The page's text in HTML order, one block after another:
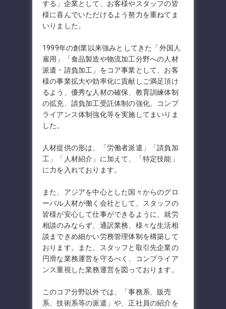
する」企業として、お客様やスタッフの皆
様に喜んでいただけるよう努力を重ねてま
いりました。
1999年の創業以来強みとしてきた「外国人
雇用」「食品製造や物流加工分野への人材
派遣・請負加工」をコア事業として、お客
様の事業拡大や効率化に貢献しご満足頂け
るよう、優秀な人材の確保、教育訓練体制
の拡充、請負加工受託体制の強化、コンプ
ライアンス体制強化等を実施してまいりま
した。
人材提供の形は、「労働者派遣」「請負加
工」「人材紹介」に加えて、「特定技能」
に力を入れております。
また、アジアを中心とした国々からのグロ
ーバル人材が働く会社として、スタッフの
皆様が安心して仕事ができるように、就労
相談のみならず、通訳業務、様々な生活相
談まできめ細かい労務管理体制を構築して
おります。また、スタッフと取引先企業の
円滑な業務運営を守るべく、コンプライア
ンス重視した業務運営を図っております。
このコア分野以外では、「事務系、販売
系、技術系等の派遣」や、正社員の紹介を